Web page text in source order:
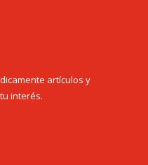
artículos y
interés.